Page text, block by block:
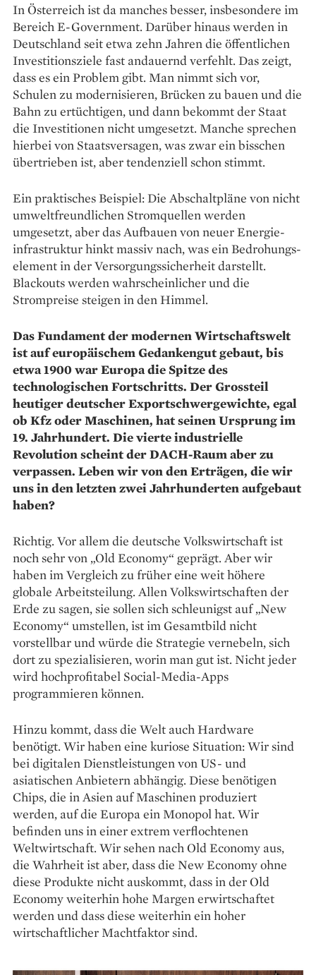
In Österreich ist da manches besser, insbesondere im
Bereich E-Government. Darüber hinaus werden in
Deutschland seit etwa zehn Jahren die öffentlichen
Investitionsziele fast andauernd verfehlt. Das zeigt,
dass es ein Problem gibt. Man nimmt sich vor,
Schulen zu modernisieren, Brücken zu bauen und die
Bahn zu ertüchtigen, und dann bekommt der Staat
die Investitionen nicht umgesetzt. Manche sprechen
hierbei von Staatsversagen, was zwar ein bisschen
übertrieben ist, aber tendenziell schon stimmt.
Ein praktisches Beispiel: Die Abschaltpläne von nicht
umweltfreundlichen Stromquellen werden
umgesetzt, aber das ­Aufbauen von neuer Energie­
infrastruktur hinkt massiv nach, was ein Bedrohungs­
element in der Versorgungssicherheit darstellt.
Blackouts werden wahrscheinlicher und die
Strompreise steigen in den Himmel.
Das Fundament der modernen Wirtschaftswelt
ist auf europä­ischem Gedankengut gebaut, bis
etwa 1900 war Europa die Spitze des
technologischen Fortschritts. Der Grossteil
heutiger deutscher Exportschwergewichte, egal
ob Kfz oder Maschinen, hat seinen Ursprung im
19. Jahrhundert. Die vierte industrielle
Revolution scheint der DACH-Raum aber zu
verpassen. Leben wir von den Erträgen, die wir
uns in den letzten zwei Jahrhunderten aufgebaut
haben?
Richtig. Vor allem die deutsche Volkswirtschaft ist
noch sehr von „Old Economy“ geprägt. Aber wir
haben im Vergleich zu früher eine weit höhere
globale Arbeitsteilung. Allen Volkswirtschaften der
Erde zu sagen, sie sollen sich schleunigst auf „New
Economy“ umstellen, ist im Gesamtbild nicht
vorstellbar und würde die Strategie vernebeln, sich
dort zu spezialisieren, worin man gut ist. Nicht jeder
wird hochprofitabel Social-­Media-Apps
programmieren können.
Hinzu kommt, dass die Welt auch Hardware
benötigt. Wir haben eine kuriose Situation: Wir sind
bei digitalen Dienstleistungen von US- und
asiatischen Anbietern abhängig. Diese benötigen
Chips, die in Asien auf Maschinen produziert
werden, auf die Europa ein Monopol hat. Wir
befinden uns in einer extrem verflochtenen
Weltwirtschaft. Wir sehen nach Old Economy aus,
die Wahrheit ist aber, dass die New Economy ohne
diese Produkte nicht auskommt, dass in der Old
Economy weiterhin hohe Margen erwirtschaftet
werden und dass diese weiterhin ein hoher
wirtschaftlicher Machtfaktor sind.